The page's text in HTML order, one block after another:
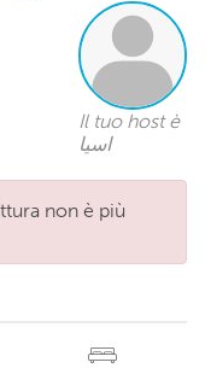
Il tuo host è
اسيا
non è più